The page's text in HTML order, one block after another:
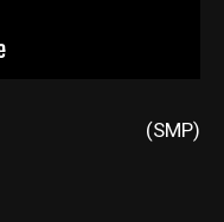
(SMP)